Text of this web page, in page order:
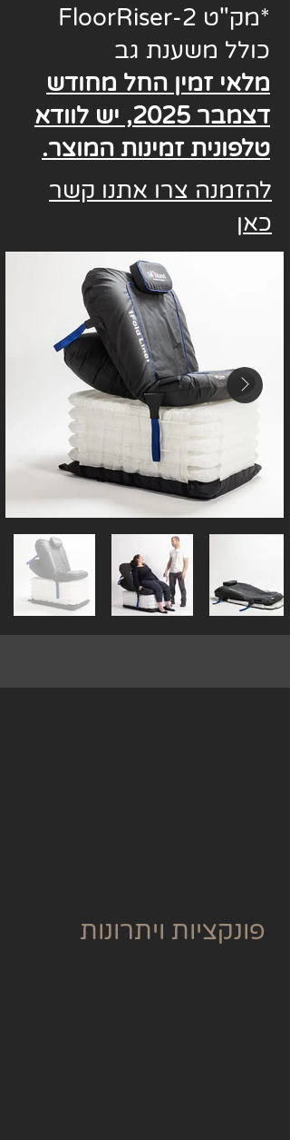
*מק"ט FloorRiser-2
כולל משענת גב
מלאי זמין החל מחודש
דצמבר 2025, יש לוודא
טלפונית זמינות המוצר.
להזמנה צרו אתנו קשר
כאן